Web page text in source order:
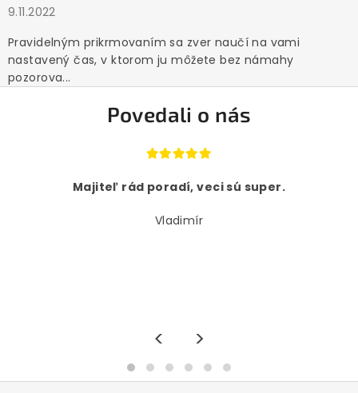
9.11.2022
Pravidelným prikrmovaním sa zver naučí na vami
nastavený čas, v ktorom ju môžete bez námahy
pozorova...
Povedali o nás
Majiteľ rád poradí, veci sú super.
Vladimír
< >